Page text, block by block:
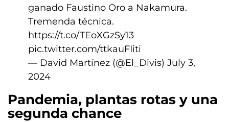
ganado Faustino Oro a Nakamura.
Tremenda técnica.
https://t.co/TEoXGzSy13
pic.twitter.com/ttkauFIiti
— David Martínez (@El_Divis) July 3,
2024
Pandemia, plantas rotas y una
segunda chance